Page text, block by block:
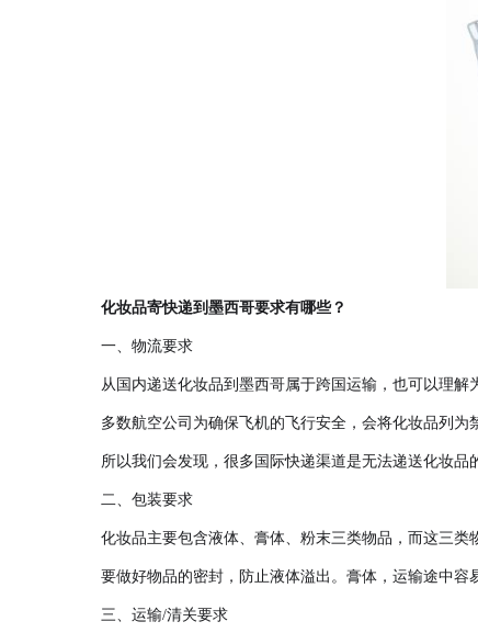
化妆品寄快递到墨西哥要求有哪些？
一、物流要求
从国内递送化妆品到墨西哥属于跨国运输，也可以理
多数航空公司为确保飞机的飞行安全，会将化妆品列为
所以我们会发现，很多国际快递渠道是无法递送化妆
二、包装要求
化妆品主要包含液体、膏体、粉末三类物品，而这三
要做好物品的密封，防止液体溢出。膏体，运输途中容
三、运输/清关要求